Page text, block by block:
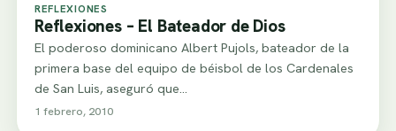
REFLEXIONES
Reflexiones – El Bateador de Dios
El poderoso dominicano Albert Pujols, bateador de la
primera base del equipo de béisbol de los Cardenales
de San Luis, aseguró que…
1 febrero, 2010